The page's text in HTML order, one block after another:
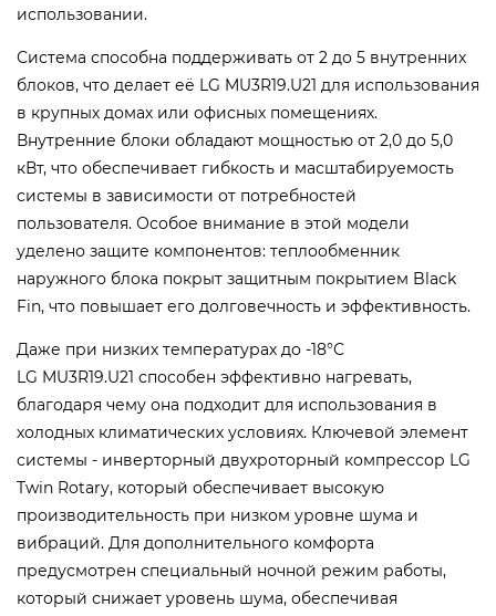
использовании.
Система способна поддерживать от 2 до 5 внутренних
блоков, что делает её LG MU3R19.U21 для использования
в крупных домах или офисных помещениях.
Внутренние блоки обладают мощностью от 2,0 до 5,0
кВт, что обеспечивает гибкость и масштабируемость
системы в зависимости от потребностей
пользователя. Особое внимание в этой модели
уделено защите компонентов: теплообменник
наружного блока покрыт защитным покрытием Black
Fin, что повышает его долговечность и эффективность.
Даже при низких температурах до -18°С
LG MU3R19.U21 способен эффективно нагревать,
благодаря чему она подходит для использования в
холодных климатических условиях. Ключевой элемент
системы - инверторный двухроторный компрессор LG
Twin Rotary, который обеспечивает высокую
производительность при низком уровне шума и
вибраций. Для дополнительного комфорта
предусмотрен специальный ночной режим работы,
который снижает уровень шума, обеспечивая